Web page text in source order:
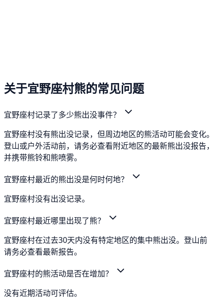
关于宜野座村熊的常见问题
宜野座村记录了多少熊出没事件？
宜野座村没有熊出没记录，但周边地区的熊活动可能会变化。
登山或户外活动前，请务必查看附近地区的最新熊出没报告，
并携带熊铃和熊喷雾。
宜野座村最近的熊出没是何时何地？
宜野座村没有出没记录。
宜野座村最近哪里出现了熊？
宜野座村在过去30天内没有特定地区的集中熊出没。登山前
请务必查看最新报告。
宜野座村的熊活动是否在增加？
没有近期活动可评估。